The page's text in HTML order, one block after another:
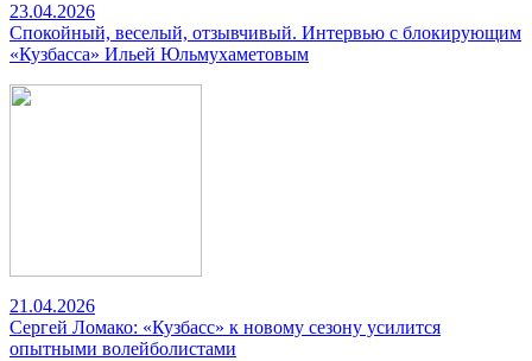
23.04.2026
Спокойный, веселый, отзывчивый. Интервью с блокирующим
«Кузбасса» Ильей Юльмухаметовым
21.04.2026
Сергей Ломако: «Кузбасс» к новому сезону усилится
опытными волейболистами